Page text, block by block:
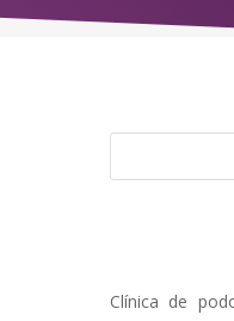
Clínica de